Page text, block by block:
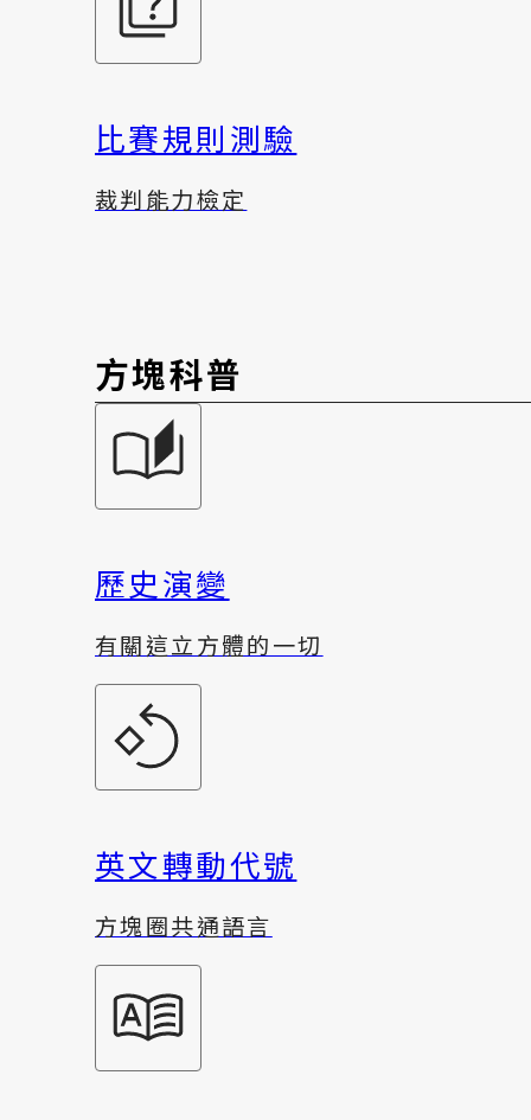
比賽規則測驗
裁判能力檢定
方塊科普
歷史演變
有關這立方體的一切
英文轉動代號
方塊圈共通語言